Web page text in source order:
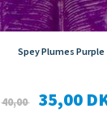
Spey Plumes Purple
40,00 35,00